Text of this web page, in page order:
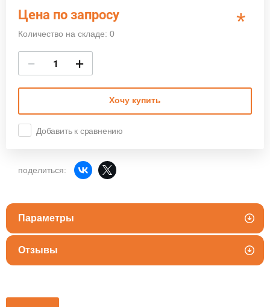
Цена по запросу
Количество на складе: 0 *
− +
Хочу купить
Добавить к сравнению
поделиться:
Параметры
Отзывы